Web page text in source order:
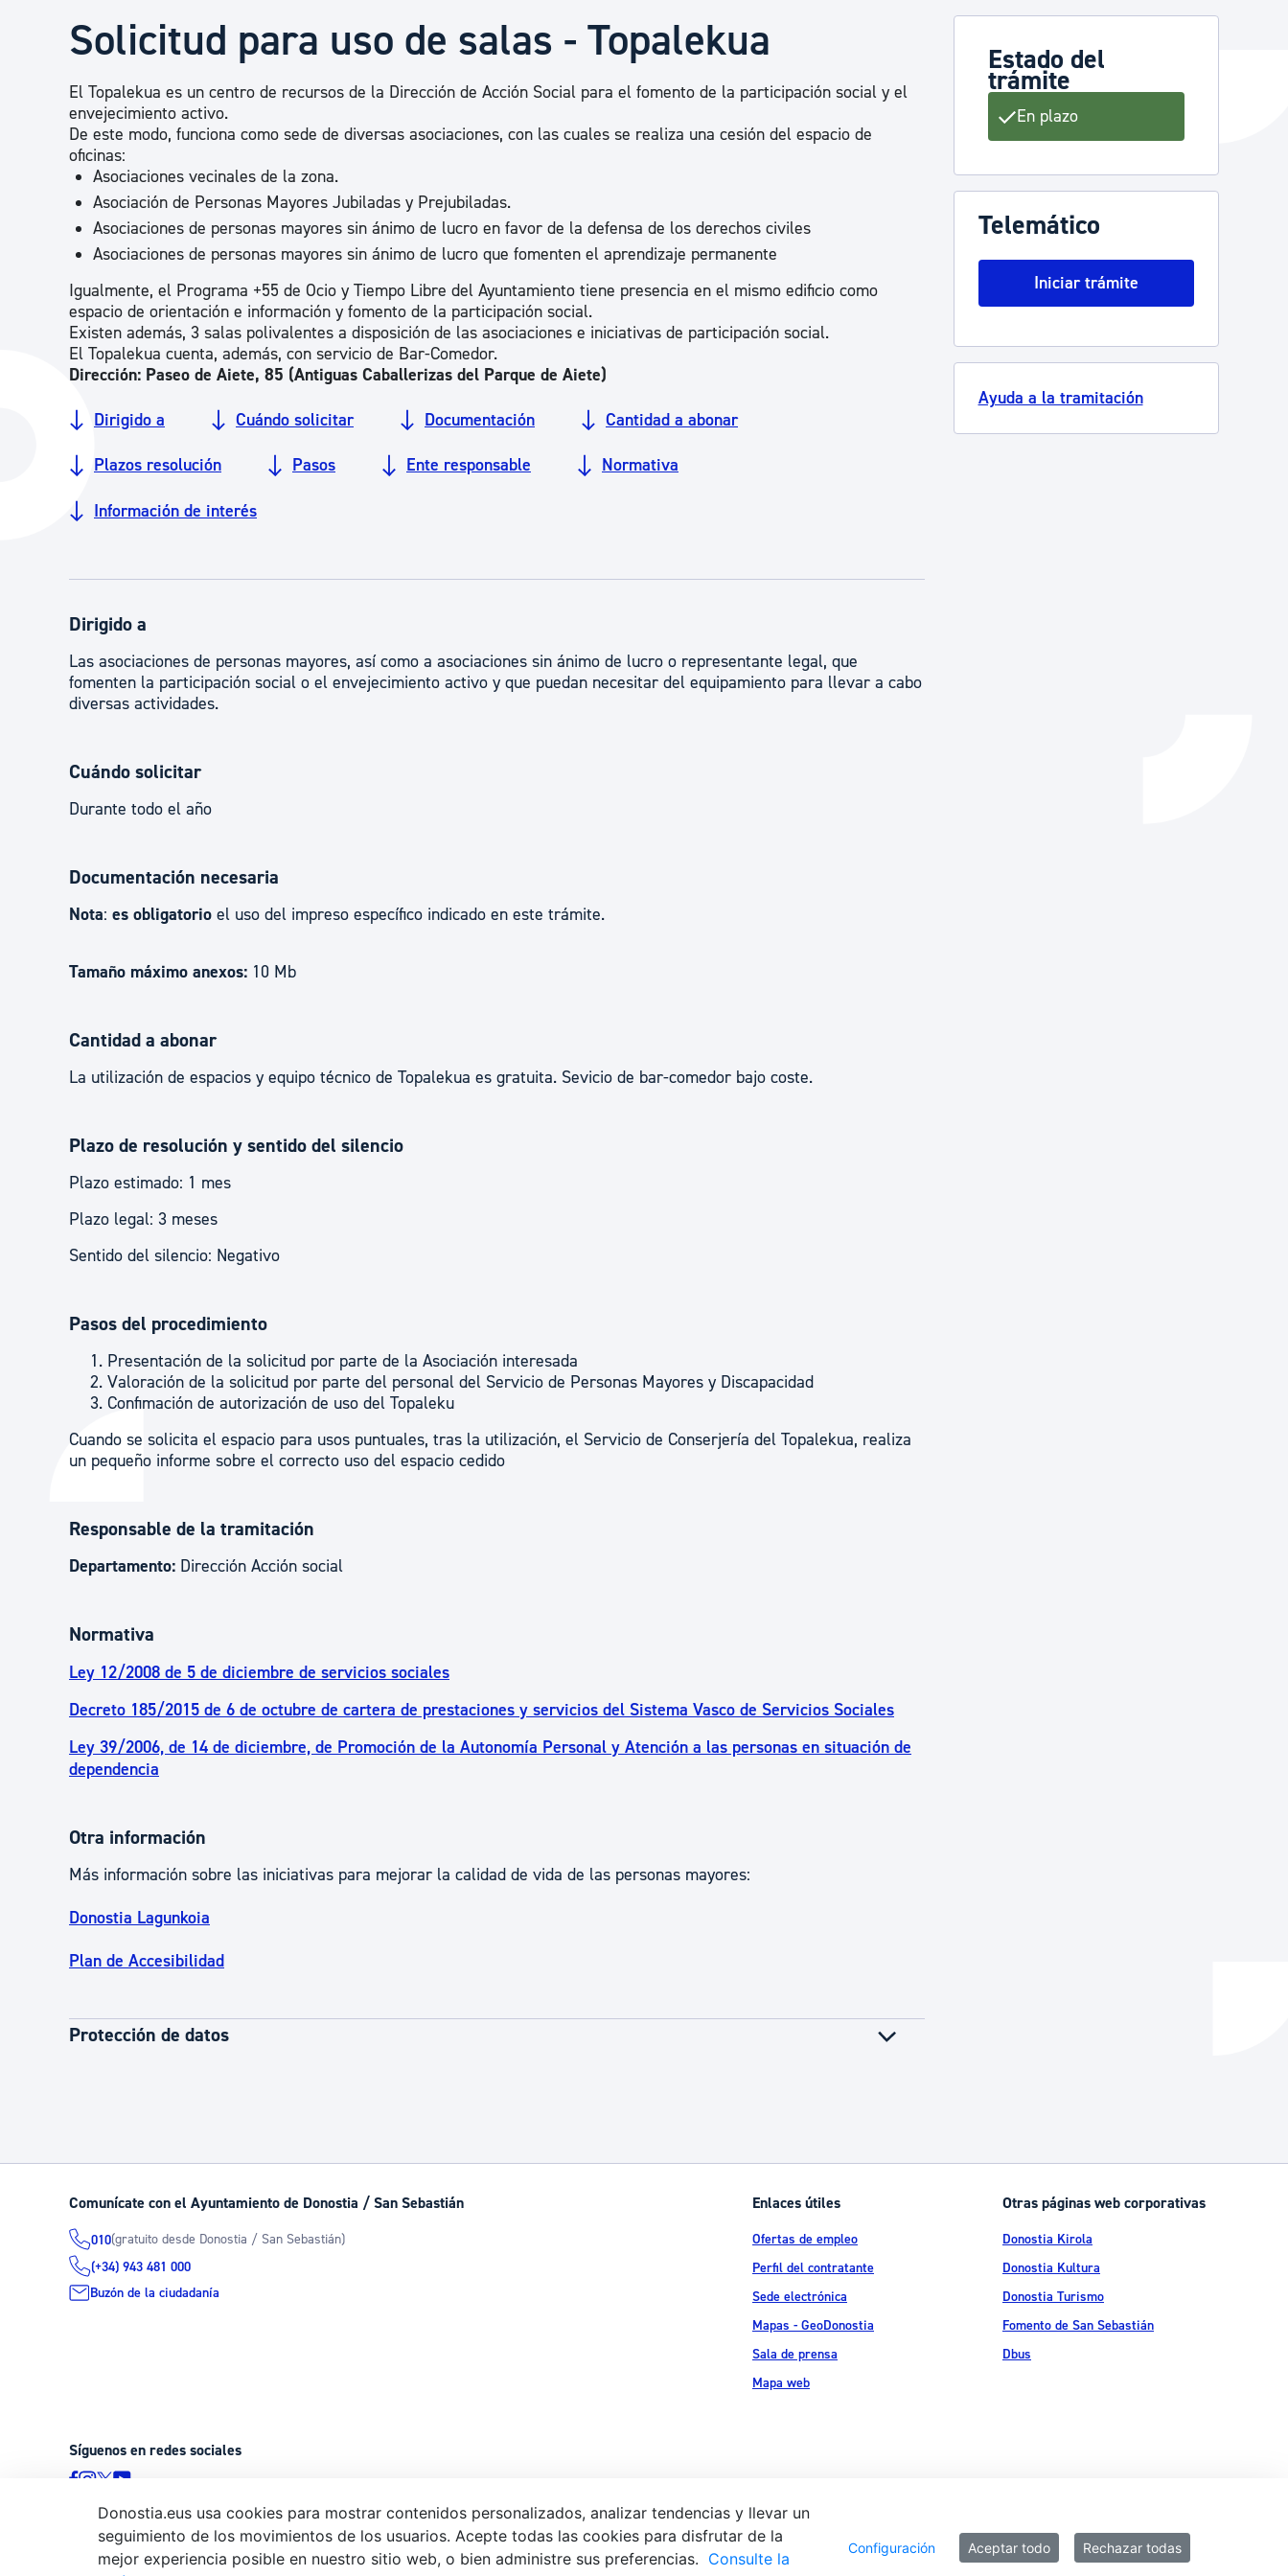
Participación ciudadana y asociacionismo Cultura
Deporte Turismo
Descubre la ciudad
Solicitud para uso de salas - Topalekua
El Topalekua es un centro de recursos de la Dirección de Acción Social para el fomento de la participación social y el
envejecimiento activo.
De este modo, funciona como sede de diversas asociaciones, con las cuales se realiza una cesión del espacio de
oficinas:
Asociaciones vecinales de la zona.
Asociación de Personas Mayores Jubiladas y Prejubiladas.
Asociaciones de personas mayores sin ánimo de lucro en favor de la defensa de los derechos civiles
Asociaciones de personas mayores sin ánimo de lucro que fomenten el aprendizaje permanente
Igualmente, el Programa +55 de Ocio y Tiempo Libre del Ayuntamiento tiene presencia en el mismo edificio como
espacio de orientación e información y fomento de la participación social.
Existen además, 3 salas polivalentes a disposición de las asociaciones e iniciativas de participación social.
El Topalekua cuenta, además, con servicio de Bar-Comedor.
Dirección: Paseo de Aiete, 85 (Antiguas Caballerizas del Parque de Aiete)
Dirigido a Cuándo solicitar Documentación Cantidad a abonar
Plazos resolución Pasos Ente responsable Normativa
Información de interés
Dirigido a
Las asociaciones de personas mayores, así como a asociaciones sin ánimo de lucro o representante legal, que
fomenten la participación social o el envejecimiento activo y que puedan necesitar del equipamiento para llevar a cabo
diversas actividades.
Cuándo solicitar
Durante todo el año
Documentación necesaria
Nota: es obligatorio el uso del impreso específico indicado en este trámite.
Tamaño máximo anexos: 10 Mb
Cantidad a abonar
La utilización de espacios y equipo técnico de Topalekua es gratuita. Sevicio de bar-comedor bajo coste.
Plazo de resolución y sentido del silencio
Plazo estimado: 1 mes
Plazo legal: 3 meses
Sentido del silencio: Negativo
Pasos del procedimiento
Presentación de la solicitud por parte de la Asociación interesada
Valoración de la solicitud por parte del personal del Servicio de Personas Mayores y Discapacidad
Confimación de autorización de uso del Topaleku
Cuando se solicita el espacio para usos puntuales, tras la utilización, el Servicio de Conserjería del Topalekua, realiza
un pequeño informe sobre el correcto uso del espacio cedido
Responsable de la tramitación
Departamento: Dirección Acción social
Normativa
Ley 12/2008 de 5 de diciembre de servicios sociales
Decreto 185/2015 de 6 de octubre de cartera de prestaciones y servicios del Sistema Vasco de Servicios Sociales
Ley 39/2006, de 14 de diciembre, de Promoción de la Autonomía Personal y Atención a las personas en situación de
dependencia
Otra información
Más información sobre las iniciativas para mejorar la calidad de vida de las personas mayores:
Donostia Lagunkoia
Plan de Accesibilidad
Protección de datos
Estado del
trámite
En plazo
Telemático
Iniciar trámite
Ayuda a la tramitación
Comunícate con el Ayuntamiento de Donostia / San Sebastián
010(gratuito desde Donostia / San Sebastián)
(+34) 943 481 000
Buzón de la ciudadanía
Enlaces útiles
Ofertas de empleo
Perfil del contratante
Sede electrónica
Mapas - GeoDonostia
Sala de prensa
Mapa web
Otras páginas web corporativas
Donostia Kirola
Donostia Kultura
Donostia Turismo
Fomento de San Sebastián
Dbus
Síguenos en redes sociales
© Donostiako Udala - Ayuntamiento de Donostia / San Sebastián Ijentea 1,
20003 Donostia / San Sebastián
Aviso legal Política de privacidad Política de cookies Declaración de accesibilidad
Donostia.eus usa cookies para mostrar contenidos personalizados, analizar tendencias y llevar un
seguimiento de los movimientos de los usuarios. Acepte todas las cookies para disfrutar de la
mejor experiencia posible en nuestro sitio web, o bien administre sus preferencias. Consulte la
Configuración Aceptar todo Rechazar todas